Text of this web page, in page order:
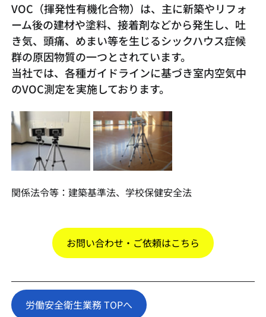
VOC（揮発性有機化合物）は、主に新築やリフォ
ーム後の建材や塗料、接着剤などから発生し、吐
き気、頭痛、めまい等を生じるシックハウス症候
群の原因物質の一つとされています。
当社では、各種ガイドラインに基づき室内空気中
のVOC測定を実施しております。
関係法令等：建築基準法、学校保健安全法
お問い合わせ・ご依頼はこちら
労働安全衛生業務 TOPへ